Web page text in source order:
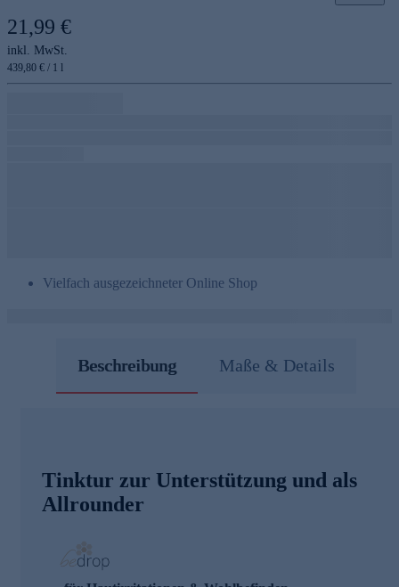
21,99 €
inkl. MwSt.
439,80 € / 1 l
Vielfach ausgezeichneter Online Shop
Beschreibung Maße & Details
Tinktur zur Unterstützung und als
Allrounder